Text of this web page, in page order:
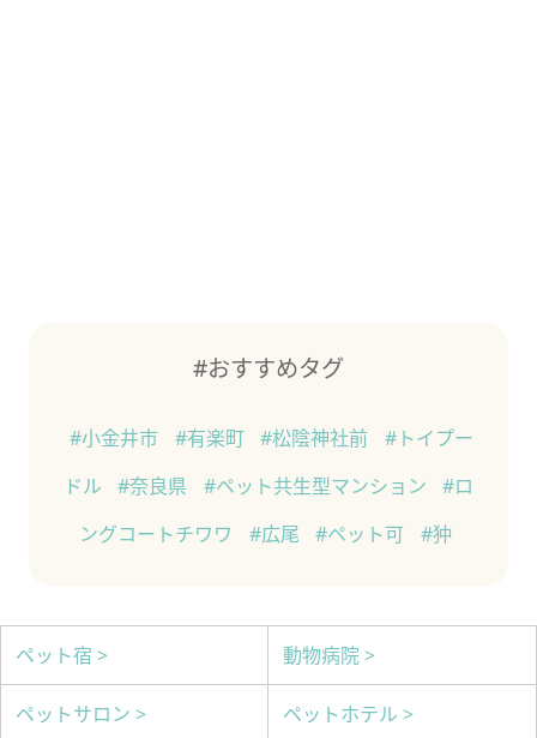
#おすすめタグ
#小金井市 #有楽町 #松陰神社前
#トイプー
ドル
#奈良県 #ペット共生型マンション
#ロ
ングコートチワワ
#広尾 #ペット可 #狆
ペット宿 > 動物病院 >
ペットサロン > ペットホテル >